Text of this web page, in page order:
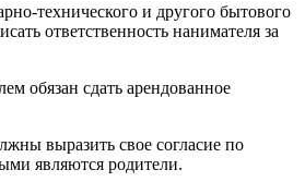
технического и другого бытового
ответственность нанимателя за
обязан сдать арендованное
выразить свое согласие по
являются родители.